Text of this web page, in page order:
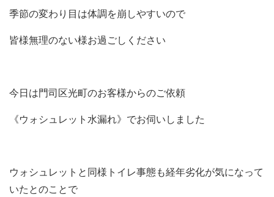
季節の変わり目は体調を崩しやすいので
皆様無理のない様お過ごしください
今日は門司区光町のお客様からのご依頼
《ウォシュレット水漏れ》でお伺いしました
ウォシュレットと同様トイレ事態も経年劣化が気になって
いたとのことで